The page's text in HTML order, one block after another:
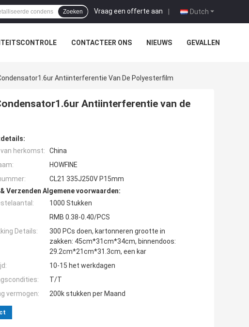
Dutch
Vraag een offerte aan |
Zoeken
CONTACTEER ONS NIEUWS GEVALLEN
Antiinterferentie Van De Polyesterfilm
Antiinterferentie van de
herkomst:
China
HOWFINE
CL21 335J250V P15mm
Verzenden Algemene voorwaarden:
1000 Stukken
RMB 0.38-0.40/PCS
Details:
300 PCs doen, kartonneren grootte in
zakken: 45cm*31cm*34cm, binnendoos:
29.2cm*21cm*31.3cm, een kar
10-15 het werkdagen
T/T
vermogen:
200k stukken per Maand